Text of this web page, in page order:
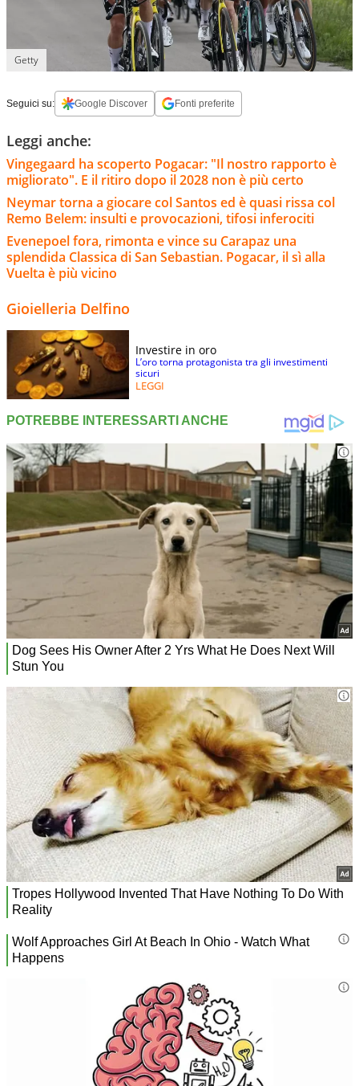
Getty
Seguici su: Google Discover Fonti preferite
Leggi anche:
Vingegaard ha scoperto Pogacar: "Il nostro rapporto è
migliorato". E il ritiro dopo il 2028 non è più certo
Neymar torna a giocare col Santos ed è quasi rissa col
Remo Belem: insulti e provocazioni, tifosi inferociti
Evenepoel fora, rimonta e vince su Carapaz una
splendida Classica di San Sebastian. Pogacar, il sì alla
Vuelta è più vicino
Gioielleria Delfino
Investire in oro
L’oro torna protagonista tra gli investimenti
sicuri
LEGGI